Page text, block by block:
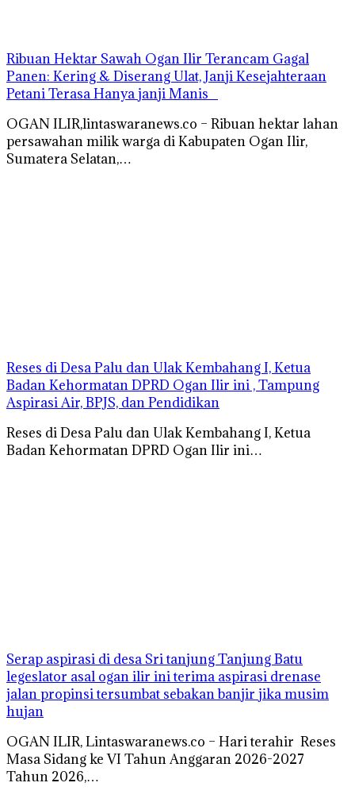
Ribuan Hektar Sawah Ogan Ilir Terancam Gagal
Panen: Kering & Diserang Ulat, Janji Kesejahteraan
Petani Terasa Hanya janji Manis
OGAN ILIR,lintaswaranews.co – Ribuan hektar lahan
persawahan milik warga di Kabupaten Ogan Ilir,
Sumatera Selatan,…
Reses di Desa Palu dan Ulak Kembahang I, Ketua
Badan Kehormatan DPRD Ogan Ilir ini , Tampung
Aspirasi Air, BPJS, dan Pendidikan
Reses di Desa Palu dan Ulak Kembahang I, Ketua
Badan Kehormatan DPRD Ogan Ilir ini…
Serap aspirasi di desa Sri tanjung Tanjung Batu
legeslator asal ogan ilir ini terima aspirasi drenase
jalan propinsi tersumbat sebakan banjir jika musim
hujan
OGAN ILIR, Lintaswaranews.co – Hari terahir Reses
Masa Sidang ke VI Tahun Anggaran 2026-2027
Tahun 2026,…